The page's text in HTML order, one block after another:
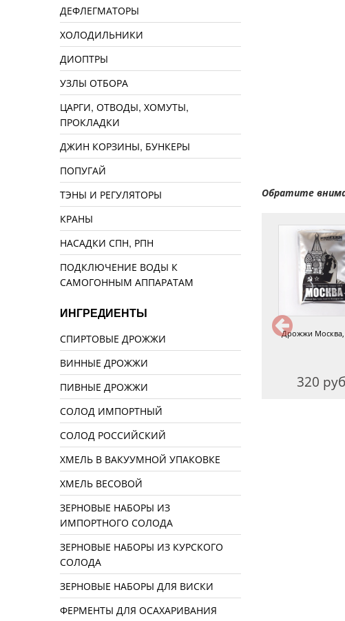
Обратите
Дрожжи Double Snake C48
295 руб.
Дрожжи Bragman 48 Universal Дрожжи Москва,
320
ДЕФЛЕГМАТОРЫ
ХОЛОДИЛЬНИКИ
ДИОПТРЫ
УЗЛЫ ОТБОРА
ЦАРГИ, ОТВОДЫ, ХОМУТЫ,
ПРОКЛАДКИ
ДЖИН КОРЗИНЫ, БУНКЕРЫ
ПОПУГАЙ
ТЭНЫ И РЕГУЛЯТОРЫ
КРАНЫ
НАСАДКИ СПН, РПН
ПОДКЛЮЧЕНИЕ ВОДЫ К
САМОГОННЫМ АППАРАТАМ
ИНГРЕДИЕНТЫ
СПИРТОВЫЕ ДРОЖЖИ
ВИННЫЕ ДРОЖЖИ
ПИВНЫЕ ДРОЖЖИ
СОЛОД ИМПОРТНЫЙ
СОЛОД РОССИЙСКИЙ
ХМЕЛЬ В ВАКУУМНОЙ УПАКОВКЕ
ХМЕЛЬ ВЕСОВОЙ
ЗЕРНОВЫЕ НАБОРЫ ИЗ
ИМПОРТНОГО СОЛОДА
ЗЕРНОВЫЕ НАБОРЫ ИЗ КУРСКОГО
СОЛОДА
ЗЕРНОВЫЕ НАБОРЫ ДЛЯ ВИСКИ
ФЕРМЕНТЫ ДЛЯ ОСАХАРИВАНИЯ